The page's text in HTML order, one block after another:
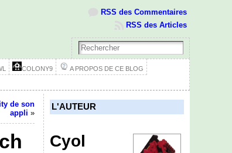
RSS des Commentaires
RSS des Articles
COLONY9 A PROPOS DE CE BLOG
de son
appli »
L'AUTEUR
Cyol